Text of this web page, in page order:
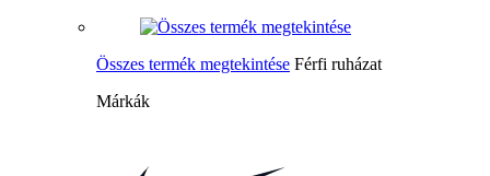
Összes termék megtekintése Férfi ruházat
Márkák